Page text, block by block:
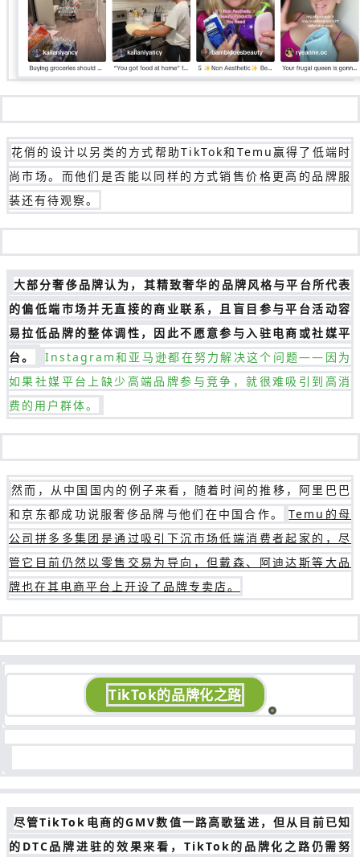
花俏的设计以另类的方式帮助TikTok和Temu赢得了低端时
尚市场。而他们是否能以同样的方式销售价格更高的品牌服
装还有待观察。
大部分奢侈品牌认为，其精致奢华的品牌风格与平台所代表
的偏低端市场并无直接的商业联系，且盲目参与平台活动容
易拉低品牌的整体调性，因此不愿意参与入驻电商或社媒平
台。
Instagram和亚马逊都在努力解决这个问题——因为
如果社媒平台上缺少高端品牌参与竞争，就很难吸引到高消
费的用户群体。
然而，从中国国内的例子来看，随着时间的推移，阿里巴巴
和京东都成功说服奢侈品牌与他们在中国合作。
Temu的母
公司拼多多集团是通过吸引下沉市场低端消费者起家的，尽
管它目前仍然以零售交易为导向，但戴森、阿迪达斯等大品
牌也在其电商平台上开设了品牌专卖店。
TikTok的品牌化之路
尽管TikTok电商的GMV数值一路高歌猛进，但从目前已知
的DTC品牌进驻的效果来看，TikTok的品牌化之路仍需努